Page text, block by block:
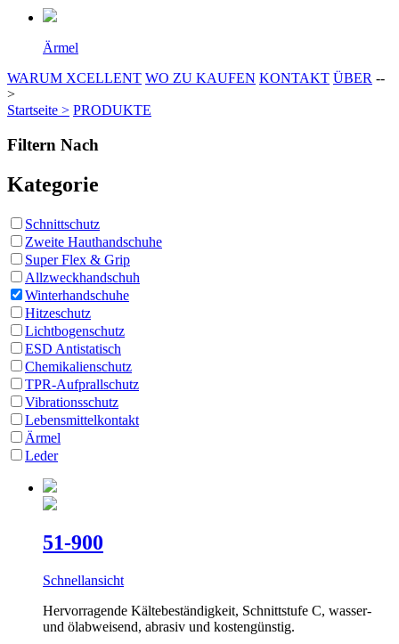
Ärmel
WARUM XCELLENT WO ZU KAUFEN KONTAKT ÜBER --
>
Startseite > PRODUKTE
Filtern Nach
Kategorie
Schnittschutz
Zweite Hauthandschuhe
Super Flex & Grip
Allzweckhandschuh
Winterhandschuhe
Hitzeschutz
Lichtbogenschutz
ESD Antistatisch
Chemikalienschutz
TPR-Aufprallschutz
Vibrationsschutz
Lebensmittelkontakt
Ärmel
Leder
51-900
Schnellansicht
Hervorragende Kältebeständigkeit, Schnittstufe C, wasser-
und ölabweisend, abrasiv und kostengünstig.